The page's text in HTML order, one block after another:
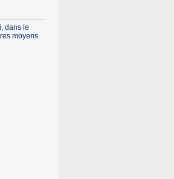
dans le
moyens.